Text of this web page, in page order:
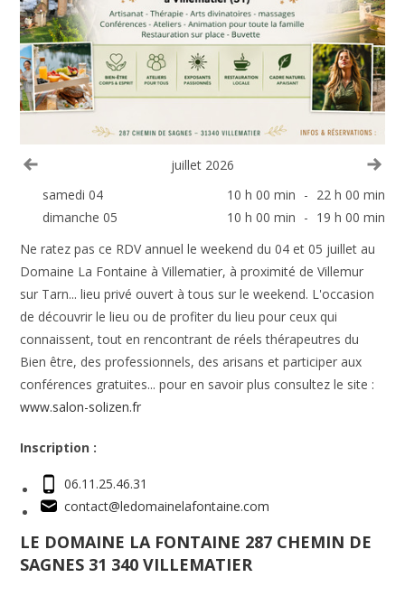
juillet 2026
samedi 04 10 h 00 min - 22 h 00 min
dimanche 05
10 h 00 min - 19 h 00 min
Ne ratez pas ce RDV annuel le weekend du 04 et 05 juillet au
Domaine La Fontaine à Villematier, à proximité de Villemur
sur Tarn... lieu privé ouvert à tous sur le weekend. L'occasion
de découvrir le lieu ou de profiter du lieu pour ceux qui
connaissent, tout en rencontrant de réels thérapeutres du
Bien être, des professionnels, des arisans et participer aux
conférences gratuites... pour en savoir plus consultez le site :
www.salon-solizen.fr
Inscription :
06.11.25.46.31
contact@ledomainelafontaine.com
LE DOMAINE LA FONTAINE 287 CHEMIN DE
SAGNES 31 340 VILLEMATIER